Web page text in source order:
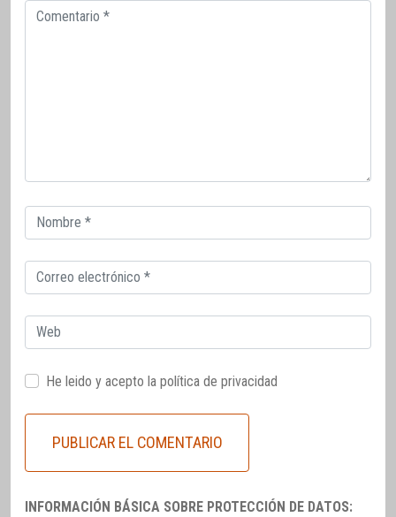
Comentario
Correo
electrónico
Correo
electrónico
Web
He leido y acepto la política de privacidad
INFORMACIÓN BÁSICA SOBRE PROTECCIÓN DE DATOS: